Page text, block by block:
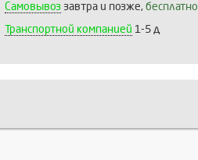
Самовывоз завтра и позже, бесплатно
Транспортной компанией 1-5 д